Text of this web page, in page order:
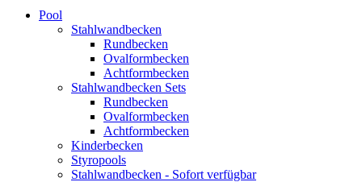
Pool
Stahlwandbecken
Rundbecken
Ovalformbecken
Achtformbecken
Stahlwandbecken Sets
Rundbecken
Ovalformbecken
Achtformbecken
Kinderbecken
Styropools
Stahlwandbecken - Sofort verfügbar